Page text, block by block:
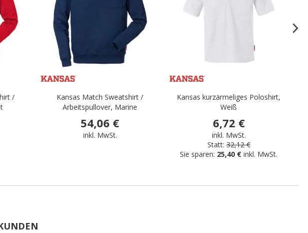
/
Kansas Match Sweatshirt /
Arbeitspullover, Marine
54,06 €
inkl. MwSt.
Kansas kurzärmeliges Poloshirt,
Weiß
6,72 €
inkl. MwSt.
Statt: 32,12 €
Sie sparen: 25,40 € inkl. MwSt.